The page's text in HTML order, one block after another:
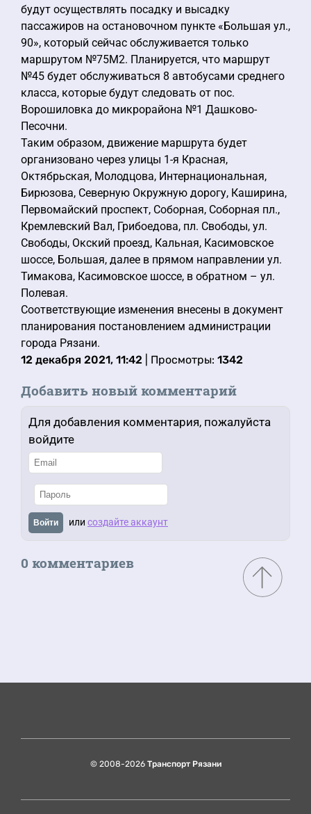
будут осуществлять посадку и высадку
пассажиров на остановочном пункте «Большая ул.,
90», который сейчас обслуживается только
маршрутом №75М2. Планируется, что маршрут
№45 будет обслуживаться 8 автобусами среднего
класса, которые будут следовать от пос.
Ворошиловка до микрорайона №1 Дашково-
Песочни.
Таким образом, движение маршрута будет
организовано через улицы 1-я Красная,
Октябрьская, Молодцова, Интернациональная,
Бирюзова, Северную Окружную дорогу, Каширина,
Первомайский проспект, Соборная, Соборная пл.,
Кремлевский Вал, Грибоедова, пл. Свободы, ул.
Свободы, Окский проезд, Кальная, Касимовское
шоссе, Большая, далее в прямом направлении ул.
Тимакова, Касимовское шоссе, в обратном – ул.
Полевая.
Соответствующие изменения внесены в документ
планирования постановлением администрации
города Рязани.
12 декабря 2021, 11:42 | Просмотры: 1342
Добавить новый комментарий
Для добавления комментария, пожалуйста
войдите
Войти или создайте аккаунт
0 комментариев
© 2008-2026 Транспорт Рязани